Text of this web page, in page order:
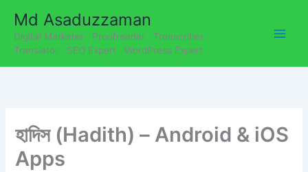
content
Md Asaduzzaman
Digital Marketer . Proofreader . Transcriber .
Translator . SEO Expert . WordPress Expert
হাদিস (Hadith) – Android & iOS
Apps
a
t
e
s